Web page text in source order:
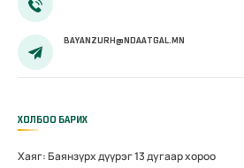
BAYANZURH@NDAATGAL.MN
ХОЛБОО БАРИХ
Хаяг: Баянзүрх дүүрэг 13 дугаар хороо